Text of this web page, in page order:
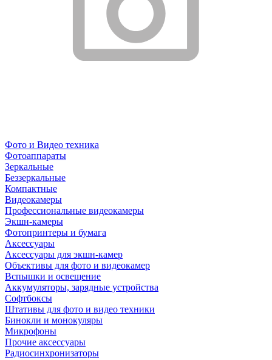
Фото и Видео техника
Фотоаппараты
Зеркальные
Беззеркальные
Компактные
Видеокамеры
Профессиональные видеокамеры
Экшн-камеры
Фотопринтеры и бумага
Аксессуары
Аксессуары для экшн-камер
Объективы для фото и видеокамер
Вспышки и освещение
Аккумуляторы, зарядные устройства
Софтбоксы
Штативы для фото и видео техники
Бинокли и монокуляры
Микрофоны
Прочие аксессуары
Радиосинхронизаторы